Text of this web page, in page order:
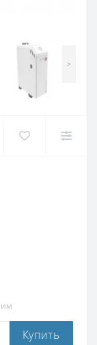
>
Купить